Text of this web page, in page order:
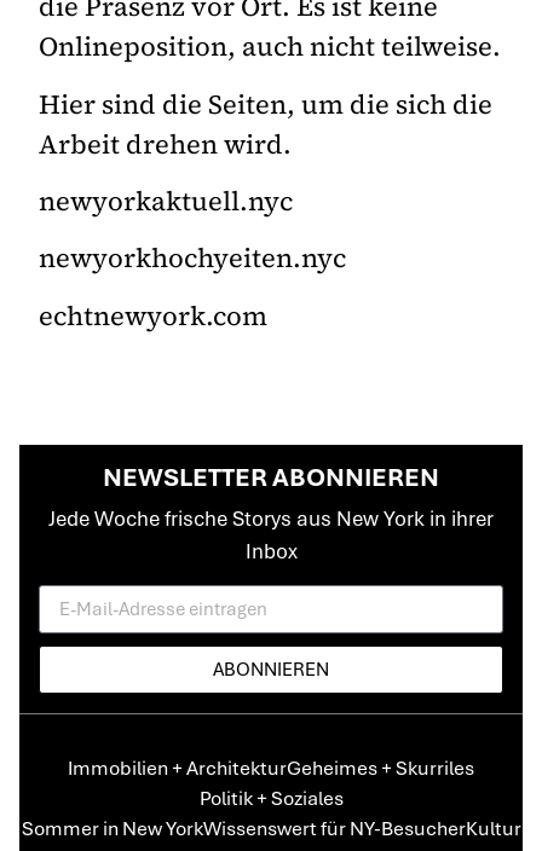
Onlineposition, auch nicht teilweise.
Hier sind die Seiten, um die sich die
Arbeit drehen wird.
newyorkaktuell.nyc
newyorkhochyeiten.nyc
echtnewyork.com
NEWSLETTER ABONNIEREN
Jede Woche frische Storys aus New York in ihrer
Inbox
ABONNIEREN
Immobilien + ArchitekturGeheimes + Skurriles
Politik + Soziales
Sommer in New YorkWissenswert für NY-BesucherKultur